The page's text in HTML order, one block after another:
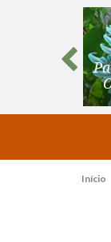
Início